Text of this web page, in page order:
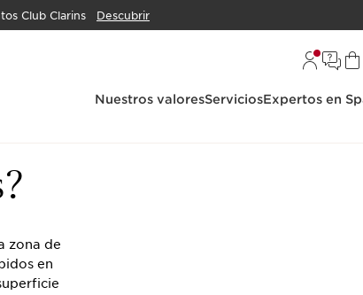
Club Clarins
Descubrir
Nuestros valoresServiciosExpertos en
zona de
en